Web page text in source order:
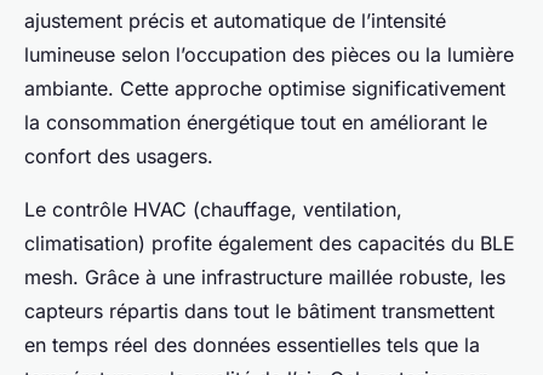
ajustement précis et automatique de l’intensité
lumineuse selon l’occupation des pièces ou la lumière
ambiante. Cette approche optimise significativement
la consommation énergétique tout en améliorant le
confort des usagers.
Le contrôle HVAC (chauffage, ventilation,
climatisation) profite également des capacités du BLE
mesh. Grâce à une infrastructure maillée robuste, les
capteurs répartis dans tout le bâtiment transmettent
en temps réel des données essentielles tels que la